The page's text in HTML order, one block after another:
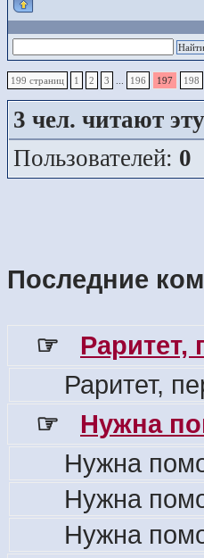
199 страниц 1 2 3 196 197 198
3 чел. читают
Пользователей: 0
Последние
☞
Раритет,
Раритет,
☞
Нужна
Нужна
Нужна
Нужна